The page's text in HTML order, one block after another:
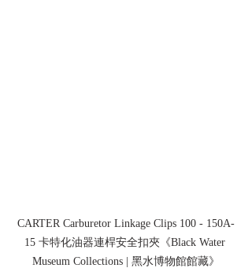
CARTER Carburetor Linkage Clips 100 - 150A-
15 卡特化油器連桿安全扣夾《Black Water
Museum Collections | 黑水博物館館藏》